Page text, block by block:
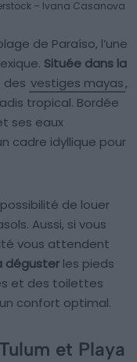
– Ivana Casanova
de Paraíso, l’une
Située dans la
des vestiges mayas,
tropical. Bordée
ses eaux
cadre idyllique pour
de louer
Aussi, si vous
vous attendent
déguster les pieds
et des toilettes
confort optimal.
et Playa